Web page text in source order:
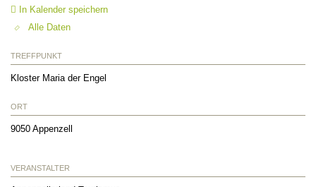
In Kalender speichern
Alle Daten
TREFFPUNKT
Kloster Maria der Engel
ORT
9050 Appenzell
VERANSTALTER